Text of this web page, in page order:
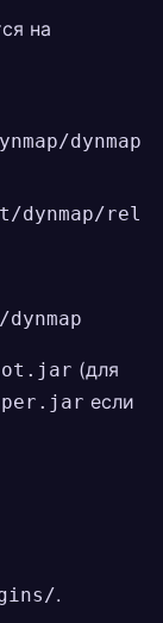
на
dynmap
dynmap/rel
(для
если
.